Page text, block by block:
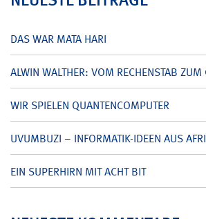
DAS WAR MATA HARI
ALWIN WALTHER: VOM RECHENSTAB ZUM
WIR SPIELEN QUANTENCOMPUTER
UVUMBUZI – INFORMATIK-IDEEN AUS
EIN SUPERHIRN MIT ACHT BIT